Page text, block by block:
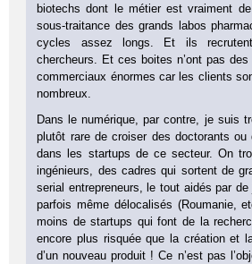
biotechs dont le métier est vraiment
sous-traitance des grands labos
cycles assez longs. Et ils
chercheurs. Et ces boites n’ont pas
commerciaux énormes car les clients
nombreux.
Dans le numérique, par contre, je suis
plutôt rare de croiser des doctorants ou
dans les startups de ce secteur. On
ingénieurs, des cadres qui sortent de
serial entrepreneurs, le tout aidés par de
parfois même délocalisés (Roumanie,
moins de startups qui font de la
encore plus risquée que la création et
d’un nouveau produit ! Ce n’est pas